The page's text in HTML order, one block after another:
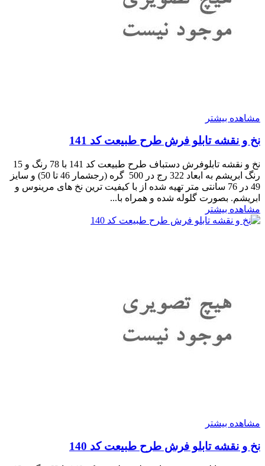
مشاهده بیشتر
نخ و نقشه تابلو فرش طرح طبیعت کد 141
نخ و نقشه تابلوفرش دستباف طرح طبیعت کد 141 با 78 رنگ و 15
رنگ ابریشم به ابعاد 322 رج در 500 گره (رجشمار 46 تا 50) و سایز
49 در 76 سانتی متر تهیه شده از با کیفیت ترین نخ های مرینوس و
ابریشم. بصورت گلوله شده و همراه با...
مشاهده بیشتر
مشاهده بیشتر
نخ و نقشه تابلو فرش طرح طبیعت کد 140